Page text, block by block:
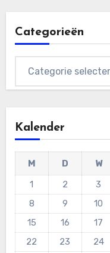
Categorieën
Kalender
M D W
1
2 3
8
9 10
15
16 17
22
23 24